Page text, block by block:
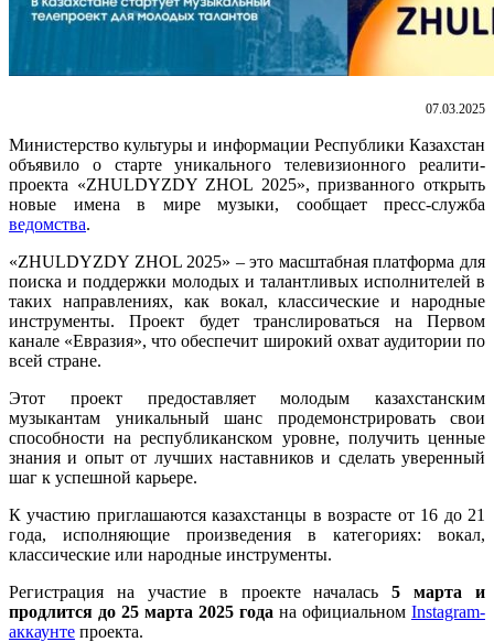
07.03.2025
Министерство культуры и информации Республики Казахстан
объявило о старте уникального телевизионного реалити-
проекта «ZHULDYZDY ZHOL 2025», призванного открыть
новые имена в мире музыки, сообщает пресс-служба
ведомства.
«ZHULDYZDY ZHOL 2025» – это масштабная платформа для
поиска и поддержки молодых и талантливых исполнителей в
таких направлениях, как вокал, классические и народные
инструменты. Проект будет транслироваться на Первом
канале «Евразия», что обеспечит широкий охват аудитории по
всей стране.
Этот проект предоставляет молодым казахстанским
музыкантам уникальный шанс продемонстрировать свои
способности на республиканском уровне, получить ценные
знания и опыт от лучших наставников и сделать уверенный
шаг к успешной карьере.
К участию приглашаются казахстанцы в возрасте от 16 до 21
года, исполняющие произведения в категориях: вокал,
классические или народные инструменты.
Регистрация на участие в проекте началась5 марта и
продлится до 25 марта 2025 года на официальном Instagram-
аккаунте проекта.